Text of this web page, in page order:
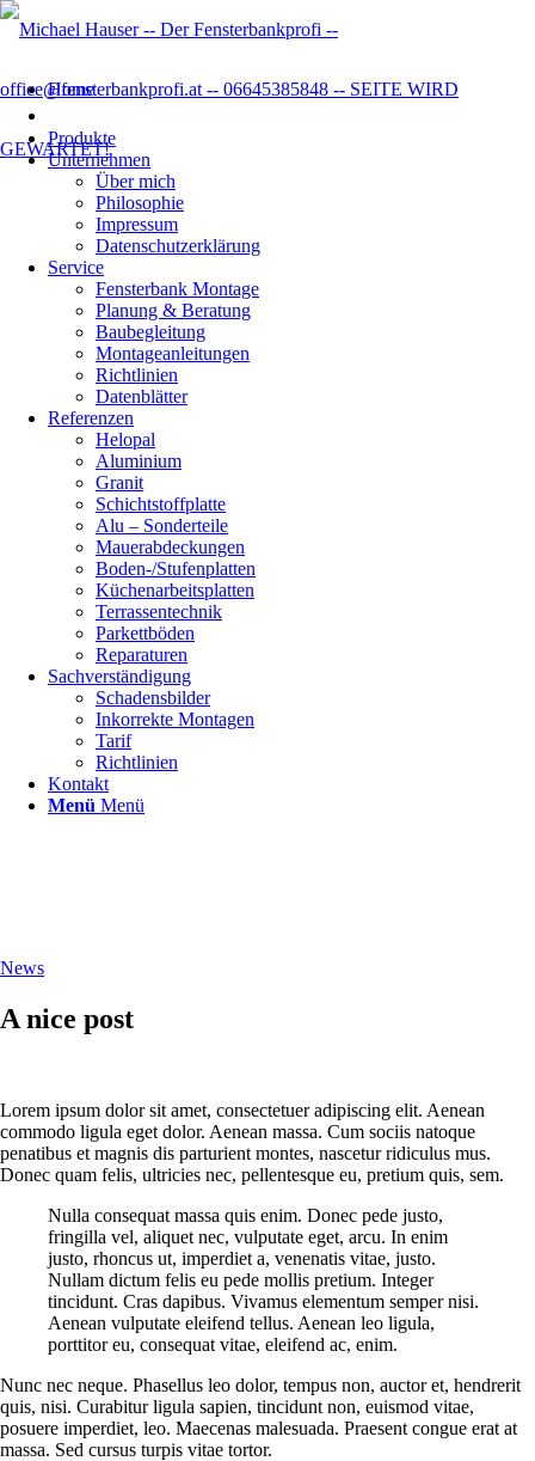
Home
Produkte
Unternehmen
Über mich
Philosophie
Impressum
Datenschutzer­klärung
Service
Fensterbank Montage
Planung & Beratung
Baubegleitung
Montageanleitungen
Richtlinien
Datenblätter
Referenzen
Helopal
Aluminium
Granit
Schichtstoffplatte
Alu – Sonderteile
Mauerabdeckungen
Boden-/Stufenplatten
Küchenarbeitsplatten
Terrassentechnik
Parkettböden
Reparaturen
Sachverständigung
Schadensbilder
Inkorrekte Montagen
Tarif
Richtlinien
Kontakt
Menü Menü
News
A nice post
Lorem ipsum dolor sit amet, consectetuer adipiscing elit. Aenean
commodo ligula eget dolor. Aenean massa. Cum sociis natoque
penatibus et magnis dis parturient montes, nascetur ridiculus mus.
Donec quam felis, ultricies nec, pellentesque eu, pretium quis, sem.
Nulla consequat massa quis enim. Donec pede justo,
fringilla vel, aliquet nec, vulputate eget, arcu. In enim
justo, rhoncus ut, imperdiet a, venenatis vitae, justo.
Nullam dictum felis eu pede mollis pretium. Integer
tincidunt. Cras dapibus. Vivamus elementum semper nisi.
Aenean vulputate eleifend tellus. Aenean leo ligula,
porttitor eu, consequat vitae, eleifend ac, enim.
Nunc nec neque. Phasellus leo dolor, tempus non, auctor et, hendrerit
quis, nisi. Curabitur ligula sapien, tincidunt non, euismod vitae,
posuere imperdiet, leo. Maecenas malesuada. Praesent congue erat at
massa. Sed cursus turpis vitae tortor.